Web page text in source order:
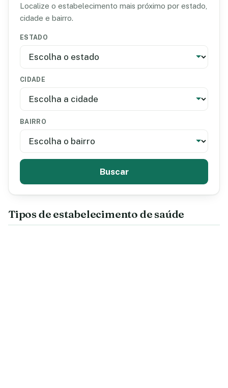
Localize o estabelecimento mais próximo por estado,
cidade e bairro.
ESTADO
CIDADE
BAIRRO
Buscar
Tipos de estabelecimento de saúde